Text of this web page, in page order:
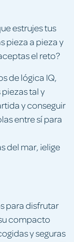
estrujes tus
pieza a pieza y
el reto?
de lógica IQ,
tal y
y conseguir
entre sí para
del mar, ¡elige
para disfrutar
compacto
y seguras